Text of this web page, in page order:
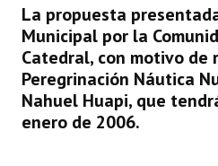
Digesto
Organigrama
DOCUMENTOS
La propuesta
Municipal por la
Catedral, con motivo de
Peregrinación Náutica
Nahuel Huapi, que
enero de 2006.